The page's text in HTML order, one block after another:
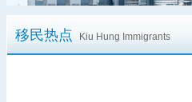
移民热点 Kiu Hung Immigrants